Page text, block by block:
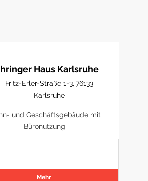
Haus Karlsruhe
Fritz-Erler-Straße 1-3, 76133
Karlsruhe
und Geschäftsgebäude mit
Büronutzung
Mehr